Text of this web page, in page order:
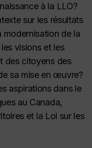
à la LLO?
sur les résultats
modernisation de la
visions et les
des citoyens des
sa mise en œuvre?
aspirations dans le
au Canada,
et la Loi sur les